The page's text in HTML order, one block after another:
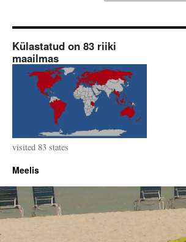
Külastatud on 83 riiki
maailmas
visited 83 states
Meelis